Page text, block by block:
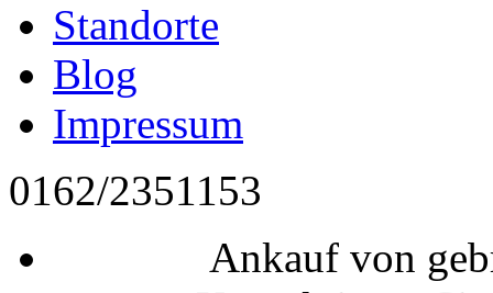
Standorte
Blog
Impressum
0162/2351153
Ankauf von